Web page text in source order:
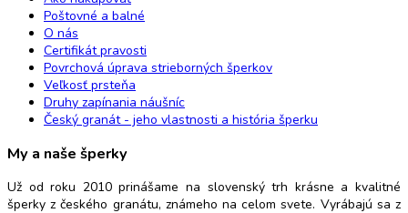
Poštovné a balné
O nás
Certifikát pravosti
Povrchová úprava strieborných šperkov
Veľkosť prsteňa
Druhy zapínania náušníc
Český granát - jeho vlastnosti a história šperku
My a naše šperky
Už od roku 2010 prinášame na slovenský trh krásne a kvalitné
šperky z českého granátu, známeho na celom svete. Vyrábajú sa z